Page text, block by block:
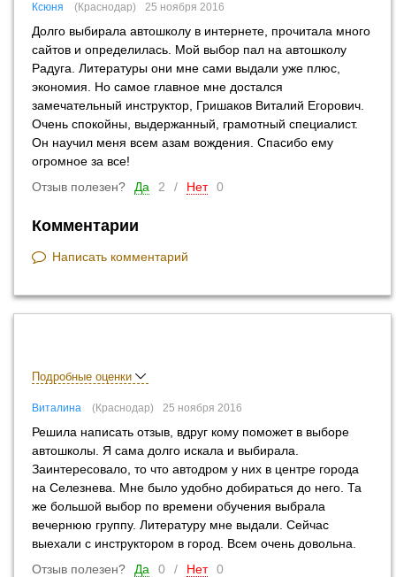
Ксюня Краснодар 25 ноября 2016
Долго выбирала автошколу в интернете, прочитала много
сайтов и определилась. Мой выбор пал на автошколу
Радуга. Литературы они мне сами выдали уже плюс,
экономия. Но самое главное мне достался
замечательный инструктор, Гришаков Виталий Егорович.
Очень спокойны, выдержанный, грамотный специалист.
Он научил меня всем азам вождения. Спасибо ему
огромное за все!
Отзыв полезен?
Да 2 / Нет 0
Комментарии
Написать комментарий
Подробные оценки
Виталина Краснодар 25 ноября 2016
Решила написать отзыв, вдруг кому поможет в выборе
автошколы. Я сама долго искала и выбирала.
Заинтересовало, то что автодром у них в центре города
на Селезнева. Мне было удобно добираться до него. Та
же большой выбор по времени обучения выбрала
вечернюю группу. Литературу мне выдали. Сейчас
выехали с инструктором в город. Всем очень довольна.
Отзыв полезен?
Да 0 / Нет 0